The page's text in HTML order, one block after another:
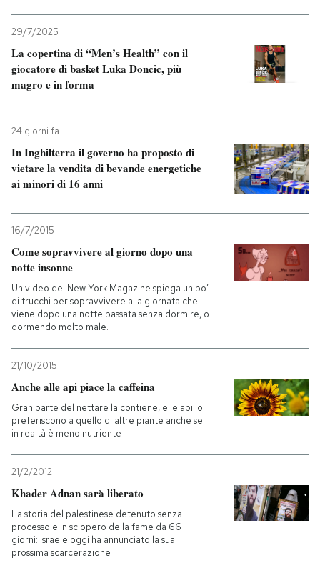
29/7/2025
La copertina di “Men’s Health” con il
giocatore di basket Luka Doncic, più
magro e in forma
24 giorni fa
In Inghilterra il governo ha proposto di
vietare la vendita di bevande energetiche
ai minori di 16 anni
16/7/2015
Come sopravvivere al giorno dopo una
notte insonne
Un video del New York Magazine spiega un po’
di trucchi per sopravvivere alla giornata che
viene dopo una notte passata senza dormire, o
dormendo molto male.
21/10/2015
Anche alle api piace la caffeina
Gran parte del nettare la contiene, e le api lo
preferiscono a quello di altre piante anche se
in realtà è meno nutriente
21/2/2012
Khader Adnan sarà liberato
La storia del palestinese detenuto senza
processo e in sciopero della fame da 66
giorni: Israele oggi ha annunciato la sua
prossima scarcerazione